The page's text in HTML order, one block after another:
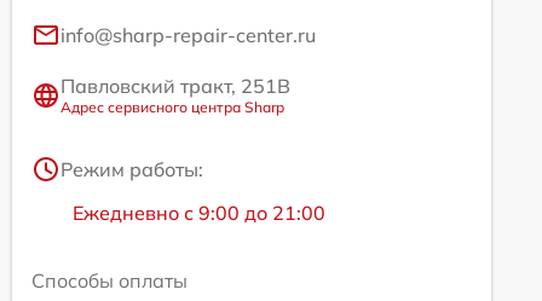
info@sharp-repair-center.ru
Павловский тракт, 251В
Адрес сервисного центра Sharp
Режим работы:
Ежедневно с 9:00 до 21:00
Способы оплаты